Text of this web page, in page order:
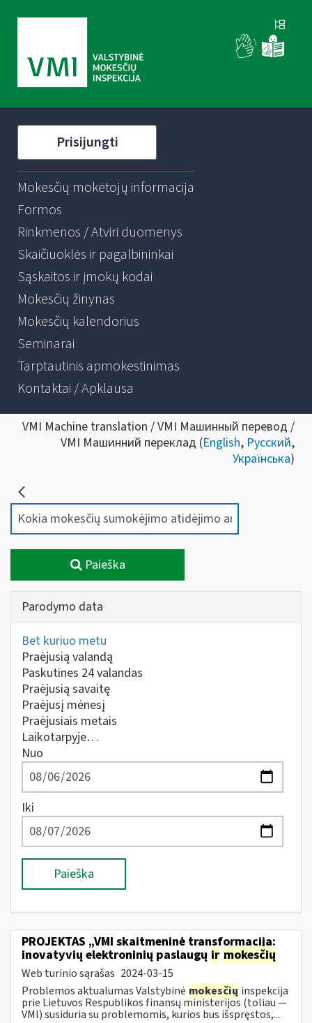
Prisijungti
Mokesčių mokėtojų informacija
Formos
Rinkmenos / Atviri duomenys
Skaičiuoklės ir pagalbininkai
Sąskaitos ir įmokų kodai
Mokesčių žinynas
Mokesčių kalendorius
Seminarai
Tarptautinis apmokestinimas
Kontaktai / Apklausa
VMI Machine translation / VMI Машинный перевод /
VMI Машинний переклад (English, Русский,
Українська)
Paieška
Parodymo data
Bet kuriuo metu
Praėjusią valandą
Paskutines 24 valandas
Praėjusią savaitę
Praėjusį mėnesį
Praėjusiais metais
Laikotarpyje…
Nuo
Iki
Paieška
PROJEKTAS „VMI skaitmeninė transformacija:
inovatyvių elektroninių paslaugų ir mokesčių
Web turinio sąrašas 2024-03-15
Problemos aktualumas Valstybinė mokesčių inspekcija
prie Lietuvos Respublikos finansų ministerijos (toliau ―
VMI) susiduria su problemomis, kurios bus išspręstos,...